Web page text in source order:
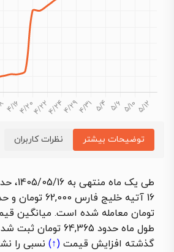
توضیحات بیشتر نظرات کاربران
طی یک
تومان معامله شده است. میانگین
طول ماه حدود 64,365
گذشته افزایش قیمت (↑) نسبی را